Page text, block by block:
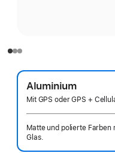
Aluminium
Mit GPS oder GPS +
Matte und polierte Farben
Glas.